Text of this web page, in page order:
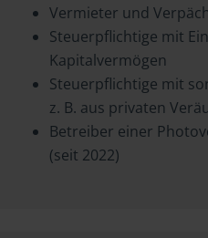
Vermieter und
Steuerpflichtige mit
Kapitalvermögen
Steuerpflichtige mit
z. B. aus privaten
Betreiber einer
(seit 2022)